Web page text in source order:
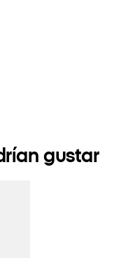
gustar